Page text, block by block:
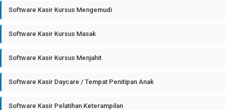
Software Kasir Kursus Mengemudi
Software Kasir Kursus Masak
Software Kasir Kursus Menjahit
Software Kasir Daycare / Tempat Penitipan Anak
Software Kasir Pelatihan Keterampilan